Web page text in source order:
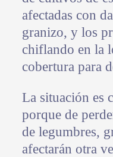
afectadas con
granizo, y los
chiflando en la
cobertura para
La situación es
porque de
de legumbres,
afectarán otra